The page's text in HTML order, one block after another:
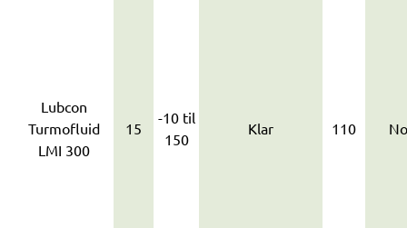
Lubcon
Turmofluid
LMI 300
15
-10 til
150
Klar 110